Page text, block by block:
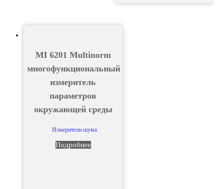
MI 6201 Multinorm
многофункциональный
измеритель
параметров
окружающей среды
Измерители шума
Подробнее